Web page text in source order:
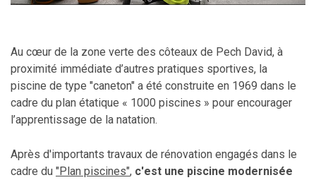
Au cœur de la zone verte des côteaux de Pech David, à
proximité immédiate d’autres pratiques sportives, la
piscine de type "caneton" a été construite en 1969 dans le
cadre du plan étatique « 1000 piscines » pour encourager
l’apprentissage de la natation.
Après d'importants travaux de rénovation engagés dans le
cadre du "Plan piscines", c'est une piscine modernisée